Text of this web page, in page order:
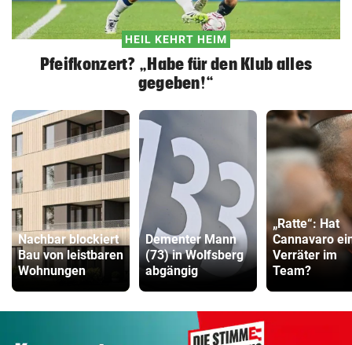
HEIL KEHRT HEIM
Pfeifkonzert? „Habe für den Klub alles
gegeben!“
Nachbar blockiert
Bau von leistbaren
Wohnungen
Dementer Mann
(73) in Wolfsberg
abgängig
„Ratte“: Hat
Cannavaro
Verräter im
Team?